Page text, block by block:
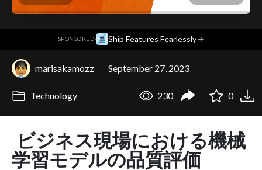
SPONSORED· Ship Features Fearlessly→
marisakamozz September 27, 2023
Technology 230 0
ビジネス現場における機械
学習モデルの品質評価